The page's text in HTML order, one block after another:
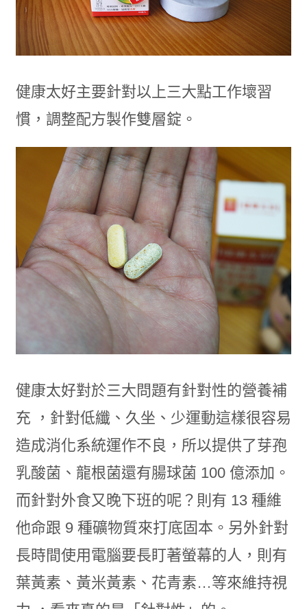
健康太好主要針對以上三大點工作壞習
慣，調整配方製作雙層錠。
健康太好對於三大問題有針對性的營養補
充 ，針對低纖、久坐、少運動這樣很容易
造成消化系統運作不良，所以提供了芽孢
乳酸菌、龍根菌還有腸球菌 100 億添加。
而針對外食又晚下班的呢？則有 13 種維
他命跟 9 種礦物質來打底固本。另外針對
長時間使用電腦要長盯著螢幕的人，則有
葉黃素、黃米黃素、花青素…等來維持視